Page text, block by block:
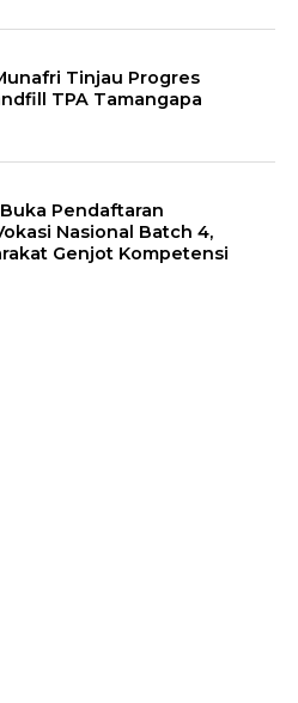
Tinjau Progres
TPA Tamangapa
Pendaftaran
Nasional Batch 4,
Genjot Kompetensi